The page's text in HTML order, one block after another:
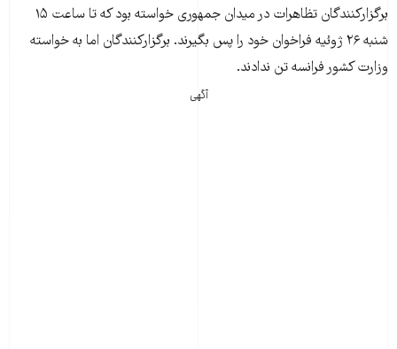
برگزارکنندگان تظاهرات در میدان جمهوری خواسته بود که تا ساعت ۱۵
شنبه ۲۶ ژوئیه فراخوان خود را پس بگیرند. برگزارکنندگان اما به خواسته
وزارت کشور فرانسه تن ندادند.
آگهی